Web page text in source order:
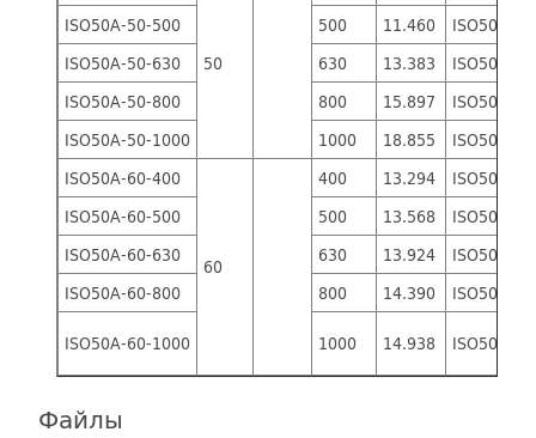
50
ISO50A-50-500
500 11.460
ISO50B-
ISO50A-50-630
630 13.383
ISO50B-
ISO50A-50-800
800 15.897
ISO50B-
ISO50A-50-1000
1000 18.855
ISO50B-
ISO50A-60-400
60
400 13.294
ISO50B-
ISO50A-60-500
500 13.568
ISO50B-
ISO50A-60-630
630 13.924
ISO50B-
ISO50A-60-800
800 14.390
ISO50B-
ISO50A-60-1000
1000 14.938 ISO50B-
Файлы